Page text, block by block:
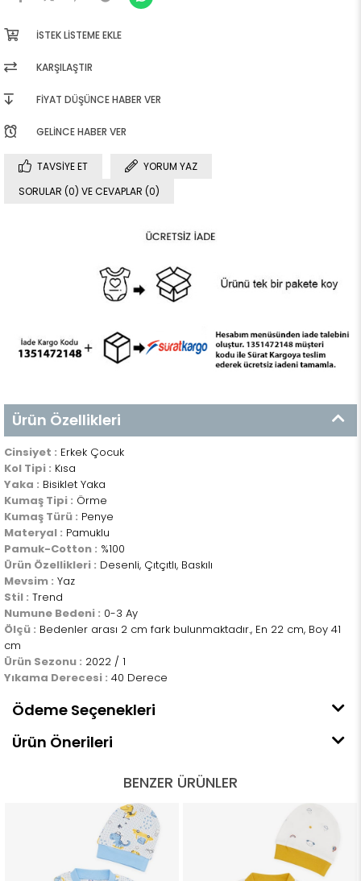
İSTEK LISTEME EKLE
KARŞILAŞTIR
FIYAT DÜŞÜNCE HABER VER
GELINCE HABER VER
TAVSIYE ET
YORUM YAZ
SORULAR (0) VE CEVAPLAR (0)
Ürün Özellikleri
Cinsiyet : Erkek Çocuk
Kol Tipi : Kısa
Yaka : Bisiklet Yaka
Kumaş Tipi : Örme
Kumaş Türü : Penye
Materyal : Pamuklu
Pamuk-Cotton : %100
Ürün Özellikleri : Desenli, Çıtçıtlı, Baskılı
Mevsim : Yaz
Stil : Trend
Numune Bedeni : 0-3 Ay
Ölçü : Bedenler arası 2 cm fark bulunmaktadır., En 22 cm, Boy 41
cm
Ürün Sezonu : 2022 / 1
Yıkama Derecesi : 40 Derece
Ödeme Seçenekleri
Ürün Önerileri
BENZER ÜRÜNLER